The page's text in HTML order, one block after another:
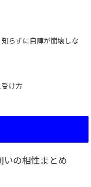
らずに自陣が崩壊しな
受け方
いの相性まとめ